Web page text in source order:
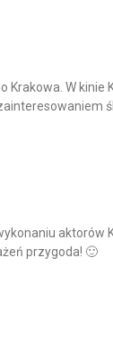
W
przygoda! 🙂